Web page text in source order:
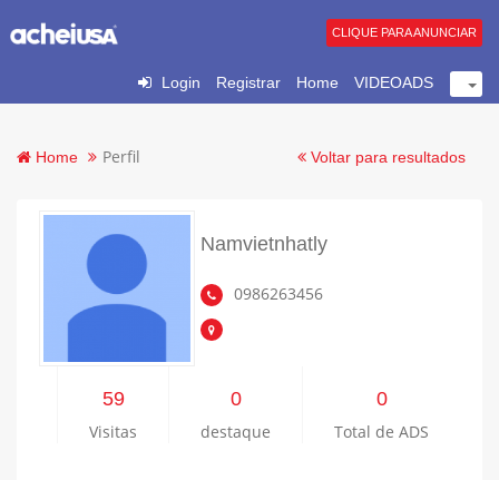
Login Registrar Home VIDEOADS
CLIQUE PARA ANUNCIAR
Home Perfil Voltar para resultados
Namvietnhatly
0986263456
59
Visitas
0
destaque
0
Total de ADS